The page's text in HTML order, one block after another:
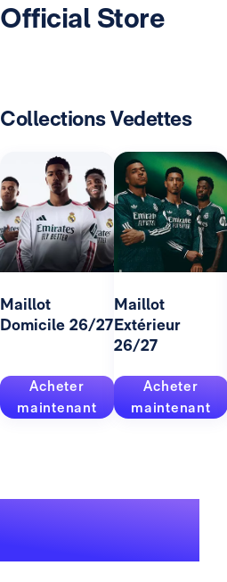
Official Store
Collections Vedettes
Maillot
Domicile 26/27
Acheter
maintenant
Maillot
Extérieur
26/27
Acheter
maintenant